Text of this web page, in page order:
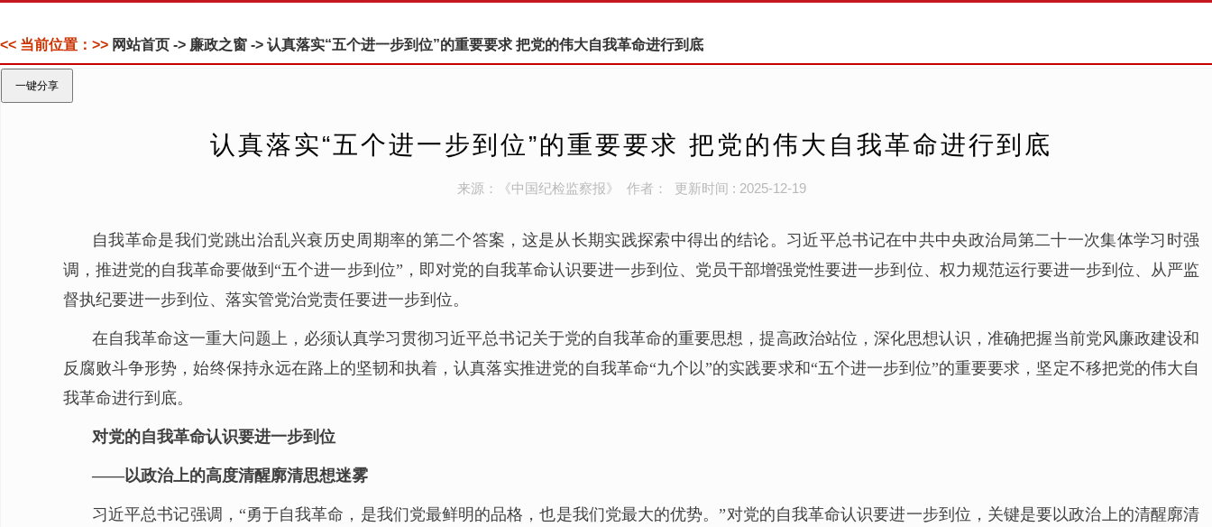
<< 当前位置：>> 网站首页 -> 廉政之窗 -> 认真落实“五个进一步到位”的重要要求 把党的伟大自我革命进行到底
一键分享
认真落实“五个进一步到位”的重要要求 把党的伟大自我革命进行到底
来源：《中国纪检监察报》 作者： 更新时间 : 2025-12-19
自我革命是我们党跳出治乱兴衰历史周期率的第二个答案，这是从长期实践探索中得出的结论。习近平总书记在中共中央政治局第二十一次集体学习时强
调，推进党的自我革命要做到“五个进一步到位”，即对党的自我革命认识要进一步到位、党员干部增强党性要进一步到位、权力规范运行要进一步到位、从严监
督执纪要进一步到位、落实管党治党责任要进一步到位。
在自我革命这一重大问题上，必须认真学习贯彻习近平总书记关于党的自我革命的重要思想，提高政治站位，深化思想认识，准确把握当前党风廉政建设和
反腐败斗争形势，始终保持永远在路上的坚韧和执着，认真落实推进党的自我革命“九个以”的实践要求和“五个进一步到位”的重要要求，坚定不移把党的伟大自
我革命进行到底。
对党的自我革命认识要进一步到位
——以政治上的高度清醒廓清思想迷雾
习近平总书记强调，“勇于自我革命，是我们党最鲜明的品格，也是我们党最大的优势。”对党的自我革命认识要进一步到位，关键是要以政治上的清醒廓清